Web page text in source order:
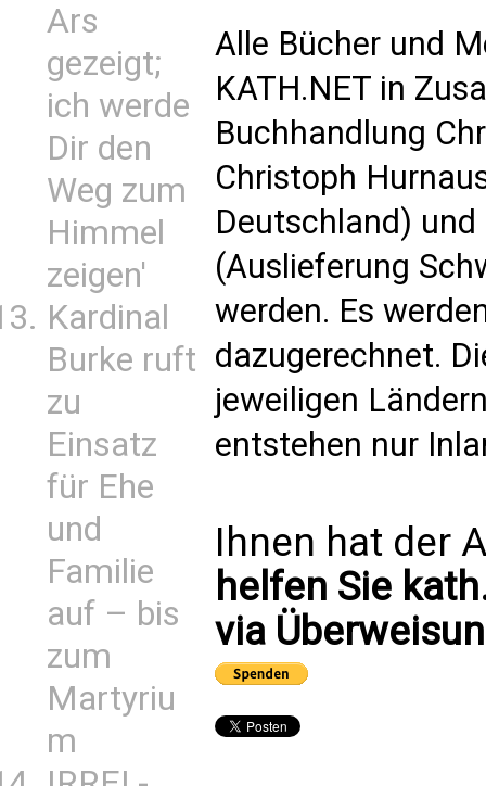
Ars
gezeigt;
ich werde
Dir den
Weg zum
Himmel
zeigen'
Kardinal
Burke ruft
zu
Einsatz
für Ehe
und
Familie
auf – bis
zum
Martyriu
m
Alle Bücher und
KATH.NET in
Buchhandlung
Christoph
Deutschland)
(Auslieferung
werden. Es
dazugerechnet.
jeweiligen
entstehen nur
Ihnen hat der
helfen Sie
via